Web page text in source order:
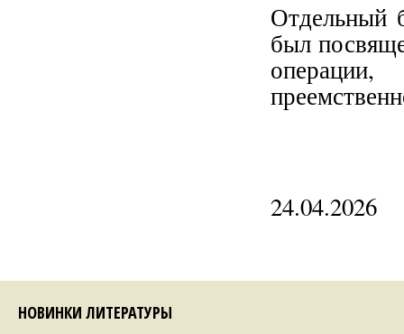
Отдельный
был
24.04.2026
НОВИНКИ ЛИТЕРАТУРЫ